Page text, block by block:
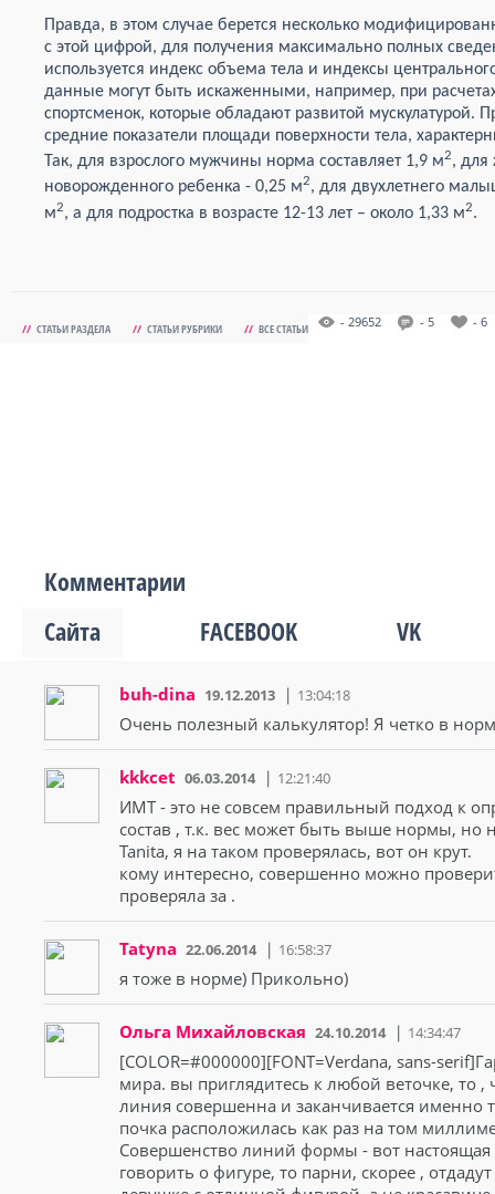
Правда, в этом случае берется несколько
с этой цифрой, для получения максимально полных
используется индекс объема тела и индексы
данные могут быть искаженными, например, при
спортсменок, которые обладают развитой мускулатурой.
средние показатели площади поверхности тела,
Так, для взрослого мужчины норма составляет 1,9 м2,
новорожденного ребенка - 0,25 м2, для двухлетнего
м2, а для подростка в возрасте 12-13 лет – около 1,33 м2.
// СТАТЬИ РАЗДЕЛА // СТАТЬИ РУБРИКИ // ВСЕ СТАТЬИ - 29652 - 5 - 6
Комментарии
Сайта
FACEBOOK VK
buh-dina 19.12.2013 13:04:18
Очень полезный калькулятор! Я четко в
kkkcet 06.03.2014 12:21:40
ИМТ - это не совсем правильный подход к
состав , т.к. вес может быть выше нормы, но
Tanita, я на таком проверялась, вот он крут.
кому интересно, совершенно можно
проверяла за .
Tatyna 22.06.2014 16:58:37
я тоже в норме) Прикольно)
Ольга Михайловская 24.10.2014 14:34:47
[COLOR=#000000][FONT=Verdana, sans-
мира. вы приглядитесь к любой веточке, то ,
линия совершенна и заканчивается именно
почка расположилась как раз на том
Совершенство линий формы - вот настоящая
говорить о фигуре, то парни, скорее ,